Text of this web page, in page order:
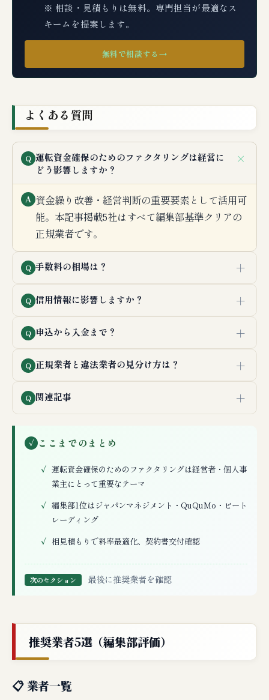
※ 相談・見積もりは無料。専門担当が最適なス
キームを提案します。
無料で相談する →
よくある質問
Q 運転資金確保のためのファクタリングは経営に
どう影響しますか？
＋
A 資金繰り改善・経営判断の重要要素として活用可
能。本記事掲載5社はすべて編集部基準クリアの
正規業者です。
Q 手数料の相場は？ ＋
Q 信用情報に影響しますか？ ＋
Q 申込から入金まで？ ＋
Q 正規業者と違法業者の見分け方は？ ＋
Q 関連記事 ＋
✓ ここまでのまとめ
運転資金確保のためのファクタリングは経営者・個人事
業主にとって重要なテーマ
編集部1位はジャパンマネジメント・QuQuMo・ビート
レーディング
相見積もりで料率最適化、契約書交付確認
次のセクション 最後に推奨業者を確認
推奨業者5選（編集部評価）
📋 業者一覧